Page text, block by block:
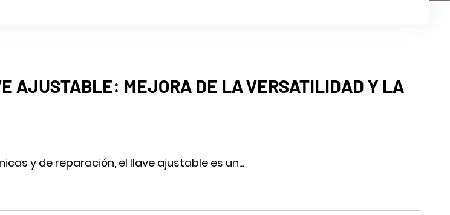
AJUSTABLE: MEJORA DE LA VERSATILIDAD Y LA
y de reparación, el llave ajustable es un...